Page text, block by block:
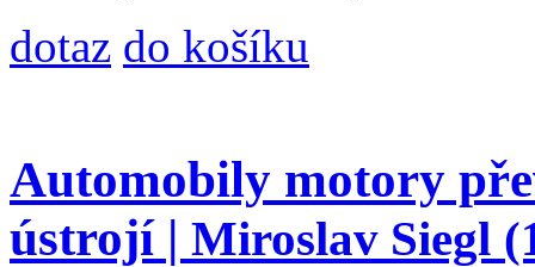
dotaz do košíku
Automobily motory
ústrojí | Miroslav Siegl